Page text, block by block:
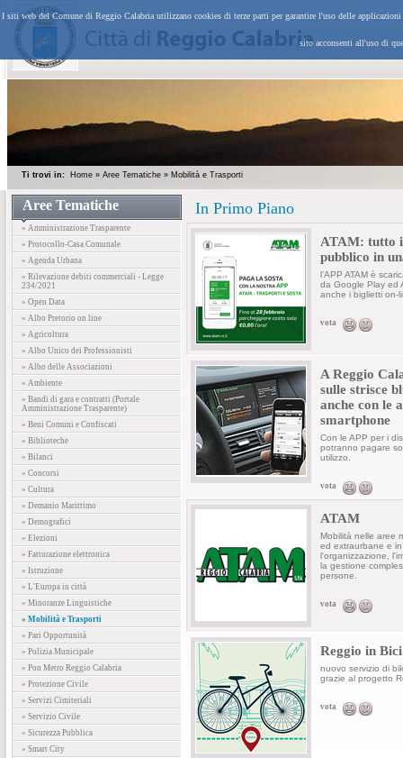
I siti web del Comune di Reggio Calabria utilizzano cookies di terze parti per garantire l'uso delle
sito acconsenti all'uso di
Ti trovi in: Home » Aree Tematiche » Mobilità e Trasporti
Aree Tematiche
» Amministrazione Trasparente
» Protocollo-Casa Comunale
» Agenda Urbana
» Rilevazione debiti commerciali - Legge
234/2021
» Open Data
» Albo Pretorio on line
» Agricoltura
» Albo Unico dei Professionisti
» Albo delle Associazioni
» Ambiente
» Bandi di gara e contratti (Portale
Amministrazione Trasparente)
» Beni Comuni e Confiscati
» Biblioteche
» Bilanci
» Concorsi
» Cultura
» Demanio Marittimo
» Demografici
» Elezioni
» Fatturazione elettronica
» Istruzione
» L'Europa in città
» Minoranze Linguistiche
» Mobilità e Trasporti
» Pari Opportunità
» Polizia Municipale
» Pon Metro Reggio Calabria
» Protezione Civile
» Servizi Cimiteriali
» Servizio Civile
» Sicurezza Pubblica
» Smart City
In Primo Piano
ATAM: tutto
pubblico in
l’APP ATAM è
da Google Play ed
anche i biglietti on-
vota
A Reggio
sulle strisce
anche con le
smartphone
Con le APP per i
potranno pagare
utilizzo.
vota
ATAM
Mobilità nelle aree
ed extraurbane e
l'organizzazione,
la gestione
persone.
vota
Reggio in Bici
nuovo servizio di
grazie al progetto
vota